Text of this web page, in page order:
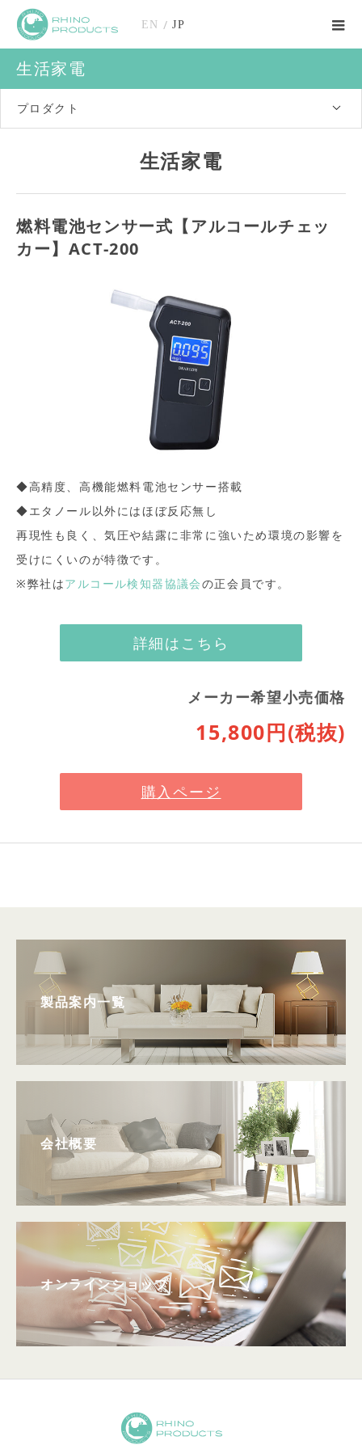
EN / JP
生活家電
プロダクト
生活家電
燃料電池センサー式【アルコールチェッ
カー】ACT-200
◆高精度、高機能燃料電池センサー搭載
◆エタノール以外にはほぼ反応無し
再現性も良く、気圧や結露に非常に強いため環境の影響を
受けにくいのが特徴です。
※弊社はアルコール検知器協議会の正会員です。
詳細はこちら
メーカー希望小売価格
15,800円(税抜)
購入ページ
製品案内一覧
会社概要
オンラインショップ